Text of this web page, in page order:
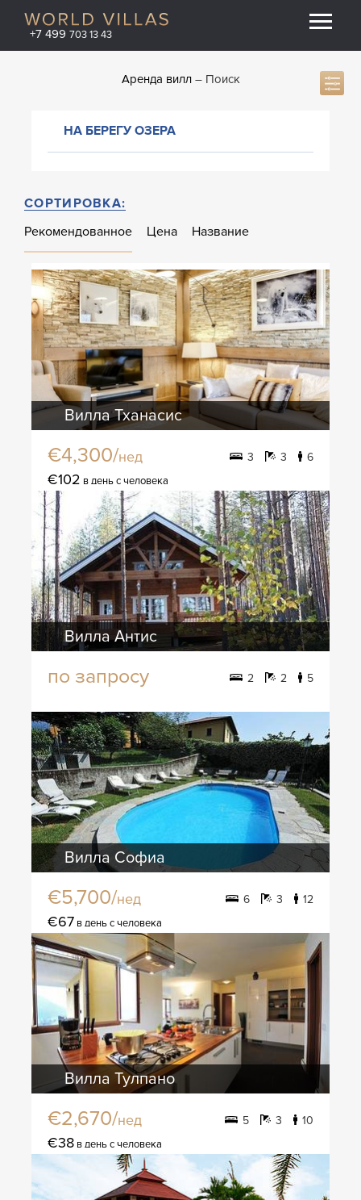
+7 499 703 13 43
Аренда вилл Поиск
НА БЕРЕГУ ОЗЕРА
СОРТИРОВКА:
Рекомендованное
Цена Название
Вилла Тханасис
€4,300/нед 3 3 6
€102 в день с человека
Вилла Антис
по запросу 2 2 5
Вилла Софиа
€5,700/нед 6 3 12
€67 в день с человека
Вилла Тулпано
€2,670/нед 5 3 10
€38 в день с человека